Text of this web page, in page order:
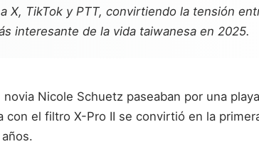
TikTok y PTT, convirtiendo la tensión
interesante de la vida taiwanesa en 2025.
Nicole Schuetz paseaban por una
el filtro X-Pro II se convirtió en la